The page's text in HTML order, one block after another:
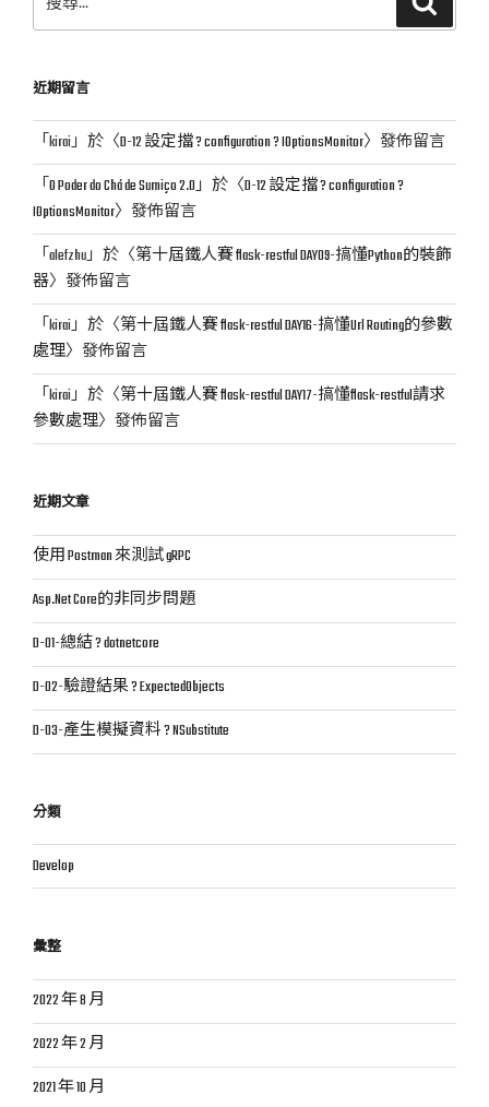
（ㄧ）
關
於
網
頁
寄
存
服
務
hosting〉
尋
字:
近期留言
「kirai」於〈D-12 設定擋 ? configuration ? IOptionsMonitor〉發佈留言
「O Poder do Chá de Sumiço 2.0」於〈D-12 設定擋 ? configuration ?
IOptionsMonitor〉發佈留言
「alefzhu」於〈第十屆鐵人賽 flask-restful DAY09-搞懂Python的裝飾
器〉發佈留言
「kirai」於〈第十屆鐵人賽 flask-restful DAY16-搞懂Url Routing的參數
處理〉發佈留言
「kirai」於〈第十屆鐵人賽 flask-restful DAY17-搞懂flask-restful請求
參數處理〉發佈留言
近期文章
使用 Postman 來測試 gRPC
Asp.Net Core的非同步問題
D-01-總結 ? dotnetcore
D-02-驗證結果 ? ExpectedObjects
D-03-產生模擬資料 ? NSubstitute
分類
Develop
彙整
2022 年 8 月
2022 年 2 月
2021 年 10 月